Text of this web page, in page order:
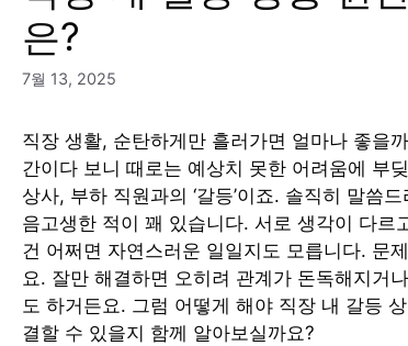
은?
7월 13, 2025
직장 생활, 순탄하게만 흘러가면 얼마나 좋을
간이다 보니 때로는 예상치 못한 어려움에 부
상사, 부하 직원과의 ‘갈등’이죠. 솔직히 말씀
음고생한 적이 꽤 있습니다. 서로 생각이 다르
건 어쩌면 자연스러운 일일지도 모릅니다. 문
요. 잘만 해결하면 오히려 관계가 돈독해지거
도 하거든요. 그럼 어떻게 해야 직장 내 갈등
결할 수 있을지 함께 알아보실까요?